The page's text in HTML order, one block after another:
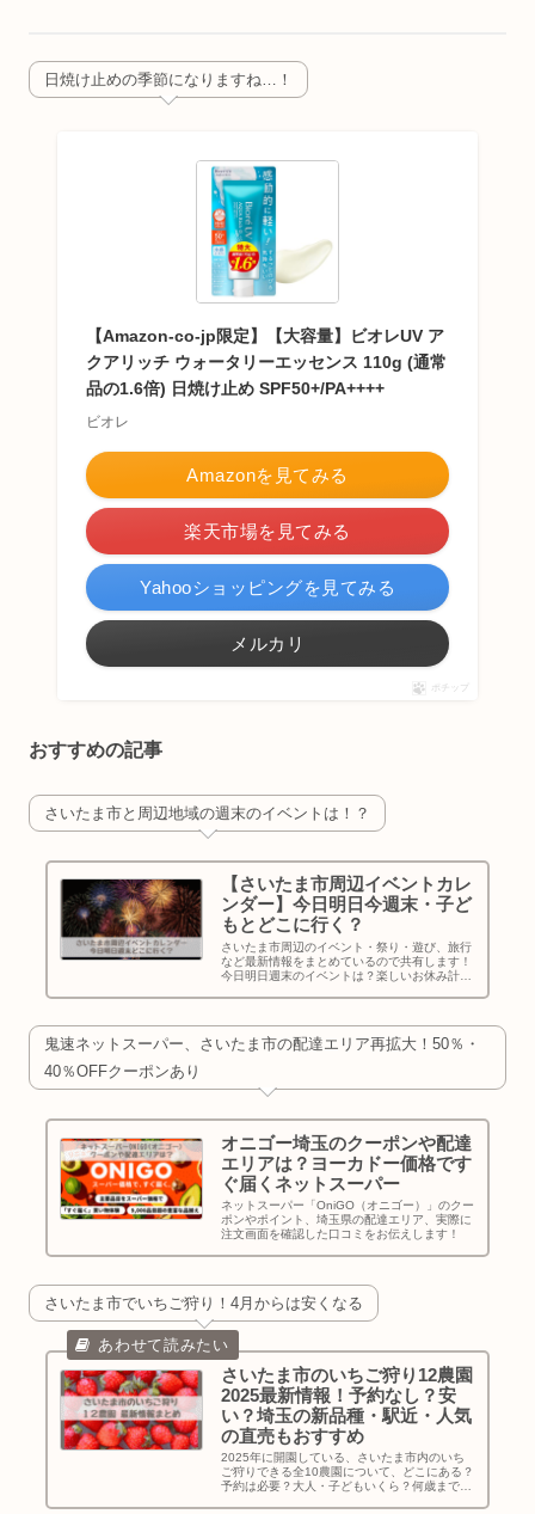
日焼け止めの季節になりますね…！
【Amazon-co-jp限定】【大容量】ビオレUV ア
クアリッチ ウォータリーエッセンス 110g (通常
品の1.6倍) 日焼け止め SPF50+/PA++++
ビオレ
Amazonを見てみる
楽天市場を見てみる
Yahooショッピングを見てみる
メルカリ
ポチップ
おすすめの記事
さいたま市と周辺地域の週末のイベントは！？
【さいたま市周辺イベントカレ
ンダー】今日明日今週末・子ど
もとどこに行く？
さいたま市周辺のイベント・祭り・遊び、旅行
など最新情報をまとめているので共有します！
今日明日週末のイベントは？楽しいお休み計画
鬼速ネットスーパー、さいたま市の配達エリア再拡大！50％・
40％OFFクーポンあり
オニゴー埼玉のクーポンや配達
エリアは？ヨーカドー価格です
ぐ届くネットスーパー
ネットスーパー「OniGO（オニゴー）」のクー
ポンやポイント、埼玉県の配達エリア、実際に
注文画面を確認した口コミをお伝えします！
さいたま市でいちご狩り！4月からは安くなる
さいたま市のいちご狩り12農園
2025最新情報！予約なし？安
い？埼玉の新品種・駅近・人気
の直売もおすすめ
2025年に開園している、さいたま市内のいち
ご狩りできる全10農園について、どこにある？
予約は必要？大人・子どもいくら？何歳まで無